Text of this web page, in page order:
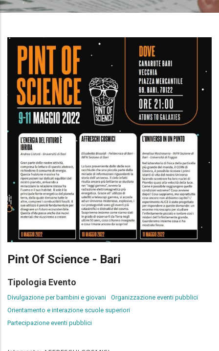
Pint Of Science - Bari
Tipologia Evento
Divulgazione per bambini e giovani
Organizzazione eventi pubblici
Orientamento e interazione scuole superiori
Partecipazione eventi pubblici